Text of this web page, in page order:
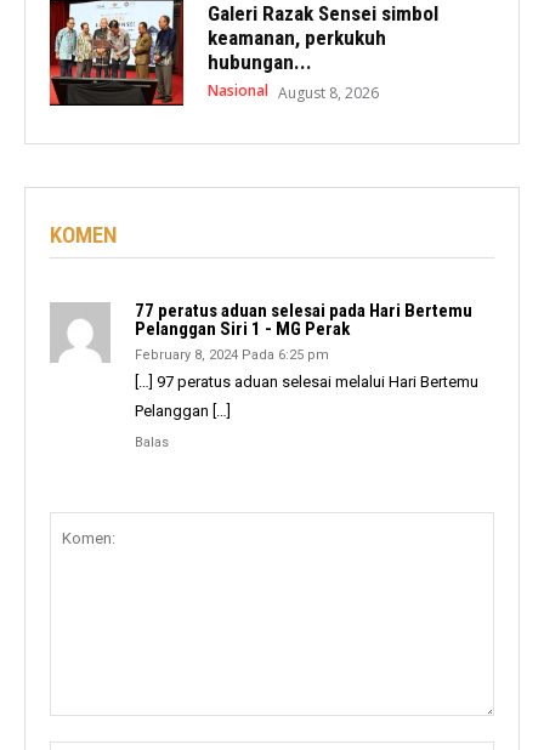
Galeri Razak Sensei simbol
keamanan, perkukuh
hubungan...
Nasional August 8, 2026
KOMEN
77 peratus aduan selesai pada Hari Bertemu
Pelanggan Siri 1 - MG Perak
February 8, 2024 Pada 6:25 pm
[…] 97 peratus aduan selesai melalui Hari Bertemu
Pelanggan […]
Balas